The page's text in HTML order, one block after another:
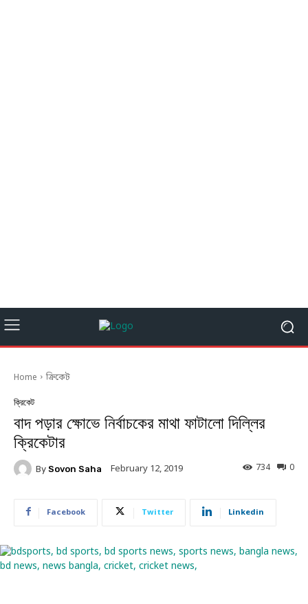
Home ক্রিকেট
ক্রিকেট
বাদ পড়ার ক্ষোভে নির্বাচকের মাথা ফাটালো দিল্লির
ক্রিকেটার
By Sovon Saha February 12, 2019 0
734
Facebook Twitter Linkedin